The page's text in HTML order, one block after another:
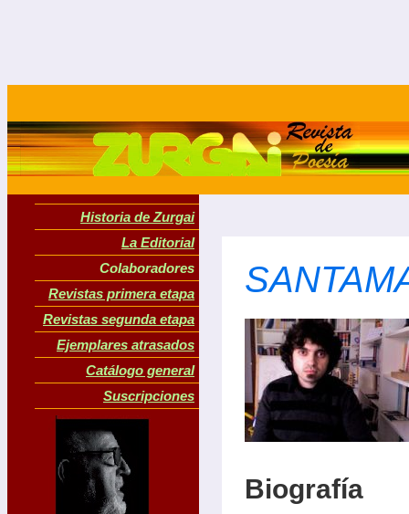
Historia de Zurgai
La Editorial
Colaboradores
Revistas primera etapa
Revistas segunda etapa
Ejemplares atrasados
Catálogo general
Suscripciones
Biografía